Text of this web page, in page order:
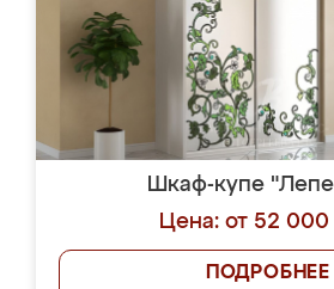
Шкаф-купе
Цена: от 52 000
ПОДРОБНЕЕ